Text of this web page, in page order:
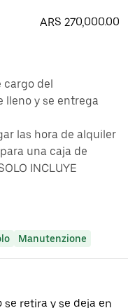
ARS 270,000.00
cargo del
lleno y se entrega
las hora de alquiler
una caja de
INCLUYE
Manutenzione
se retira y se deja en